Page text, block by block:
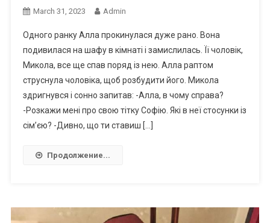
March 31, 2023 Admin
Одного ранку Алла прокинулася дуже рано. Вона
подивилася на шафу в кімнаті і замислилась. Її чоловік,
Микола, все ще спав поряд із нею. Алла раптом
струснула чоловіка, щоб розбудити його. Микола
здригнувся і сонно запитав: -Алла, в чому справа?
-Розкажи мені про свою тітку Софію. Які в неї стосунки із
сім’єю? -Дивно, що ти ставиш […]
Продолжение...